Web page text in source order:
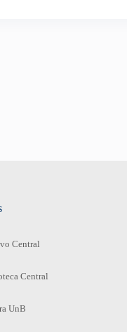
Central
Central
UnB